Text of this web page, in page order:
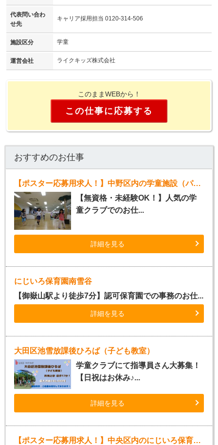
代表問い合わ
せ先
キャリア採用担当 0120-314-506
施設区分 学童
運営会社 ライクキッズ株式会社
このままWEBから！
この仕事に応募する
おすすめのお仕事
【ポスター応募用求人！】中野区内の学童施設（パート指導員）
【無資格・未経験OK！】人気の学
童クラブでのお仕...
詳細を見る
にじいろ保育園南雪谷
【御嶽山駅より徒歩7分】認可保育園での事務のお仕...
詳細を見る
大田区池雪放課後ひろば（子ども教室）
学童クラブにて指導員さん大募集！
【日祝はお休み♪...
詳細を見る
【ポスター応募用求人！】中央区内のにじいろ保育園（パート）